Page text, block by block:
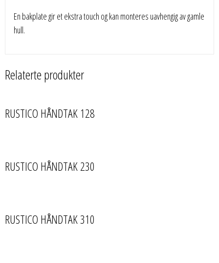
En bakplate gir et ekstra touch og kan monteres uavhengig av gamle
hull.
Relaterte produkter
RUSTICO HÅNDTAK 128
RUSTICO HÅNDTAK 230
RUSTICO HÅNDTAK 310